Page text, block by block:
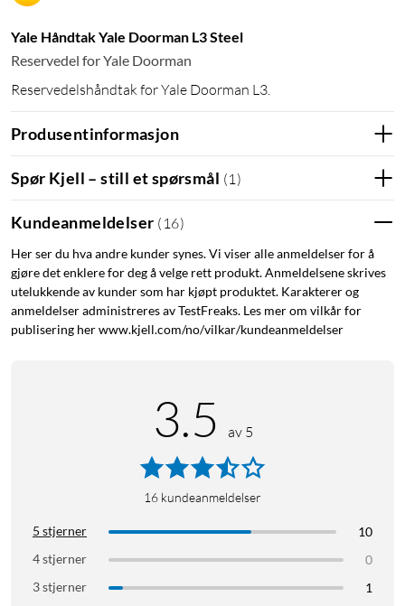
Yale Håndtak Yale Doorman L3 Steel
Reservedel for Yale Doorman
Reservedelshåndtak for Yale Doorman L3.
Produsentinformasjon
Spør Kjell – still et spørsmål (1 )
Kundeanmeldelser ( 16)
Her ser du hva andre kunder synes. Vi viser alle anmeldelser for å
gjøre det enklere for deg å velge rett produkt. Anmeldelsene skrives
utelukkende av kunder som har kjøpt produktet. Karakterer og
anmeldelser administreres av TestFreaks. Les mer om vilkår for
publisering her www.kjell.com/no/vilkar/kundeanmeldelser
3.5 av 5
16 kundeanmeldelser
5 stjerner
10
4 stjerner
0
3 stjerner
1